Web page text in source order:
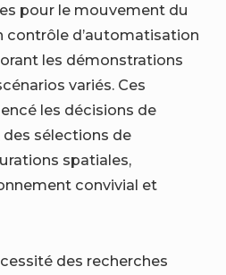
pour le mouvement du
contrôle d’automatisation
les démonstrations
variés. Ces
les décisions de
sélections de
spatiales,
convivial et
des recherches